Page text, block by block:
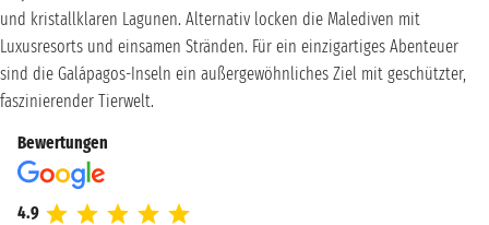
und kristallklaren Lagunen. Alternativ locken die Malediven mit
Luxusresorts und einsamen Stränden. Für ein einzigartiges Abenteuer
sind die Galápagos-Inseln ein außergewöhnliches Ziel mit geschützter,
faszinierender Tierwelt.
Bewertungen
4.9